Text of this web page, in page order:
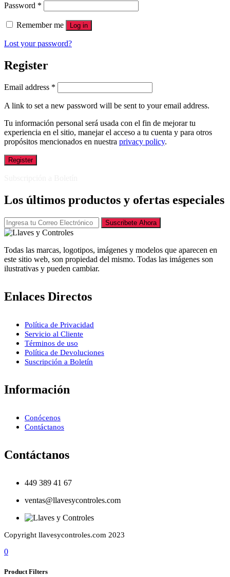
Password *
Remember me Log in
Lost your password?
Register
Email address *
A link to set a new password will be sent to your email address.
Tu información personal será usada con el fin de mejorar tu
experiencia en el sitio, manejar el acceso a tu cuenta y para otros
propósitos mencionados en nuestra privacy policy.
Register
Los últimos productos y ofertas especiales
Suscribete Ahora
Todas las marcas, logotipos, imágenes y modelos que aparecen en
este sitio web, son propiedad del mismo. Todas las imágenes son
ilustrativas y pueden cambiar.
Enlaces Directos
Política de Privacidad
Servicio al Cliente
Términos de uso
Política de Devoluciones
Suscripción a Boletín
Información
Conócenos
Contáctanos
Contáctanos
449 389 41 67
ventas@llavesycontroles.com
Copyright llavesycontroles.com 2023
0
Product Filters